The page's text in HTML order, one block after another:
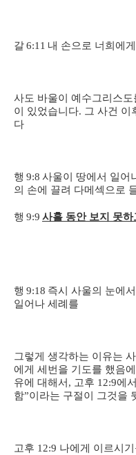
갈6:11 내 손으로 너희에
사도 바울이 예수그리스
이 있었습니다. 그 사건
다
행 9:8 사울이 땅에서 일어
의 손에 끌려 다메섹으로
행 9:9 사흘 동안 보지 못하
행 9:18 즉시 사울의 눈에서
일어나 세례를
그렇게 생각하는 이유는
에게 세번을 기도를 했음
유에 대해서, 고후 12:9에
함”이라는 구절이 그것을
고후 12:9 나에게 이르시